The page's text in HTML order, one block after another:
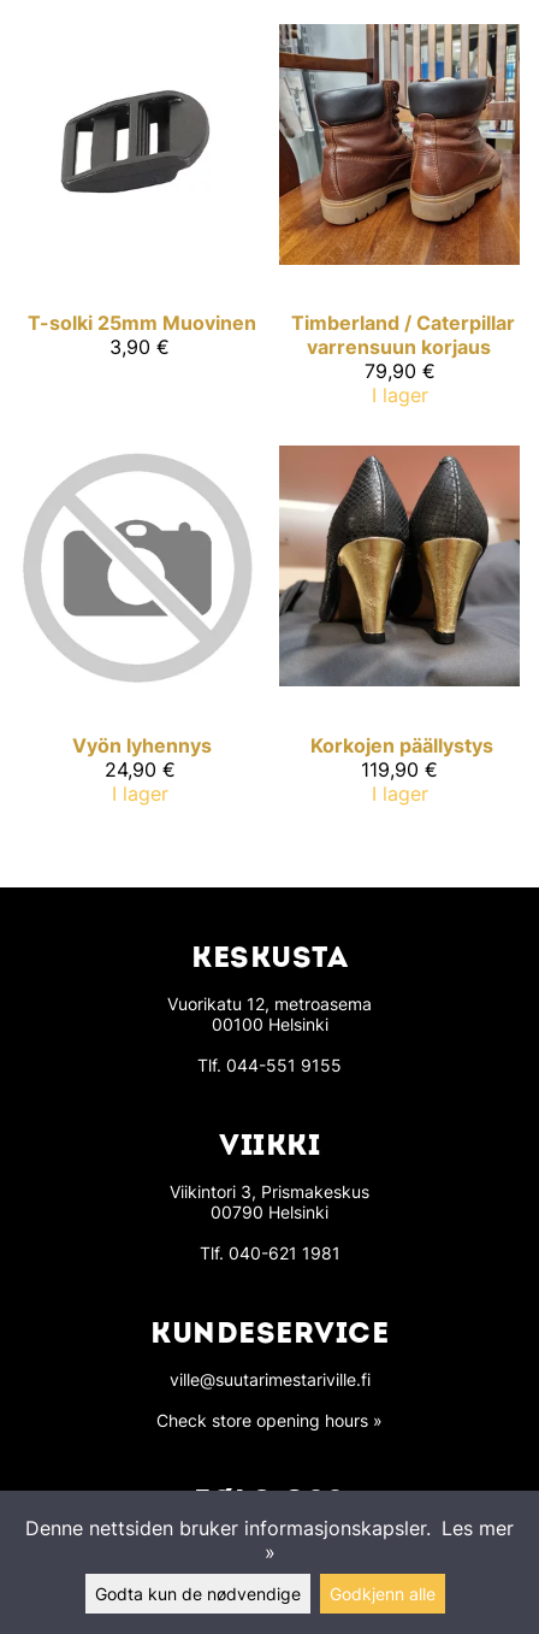
T-solki 25mm Muovinen
3,90 €
Timberland / Caterpillar
varrensuun korjaus
79,90 €
I lager
Vyön lyhennys
24,90 €
I lager
Korkojen päällystys
119,90 €
I lager
KESKUSTA
Vuorikatu 12, metroasema
00100 Helsinki
Tlf. 044-551 9155
VIIKKI
Viikintori 3, Prismakeskus
00790 Helsinki
Tlf. 040-621 1981
KUNDESERVICE
ville@suutarimestariville.fi
Check store opening hours »
Denne nettsiden bruker informasjonskapsler. Les mer
»
Godta kun de nødvendige Godkjenn alle